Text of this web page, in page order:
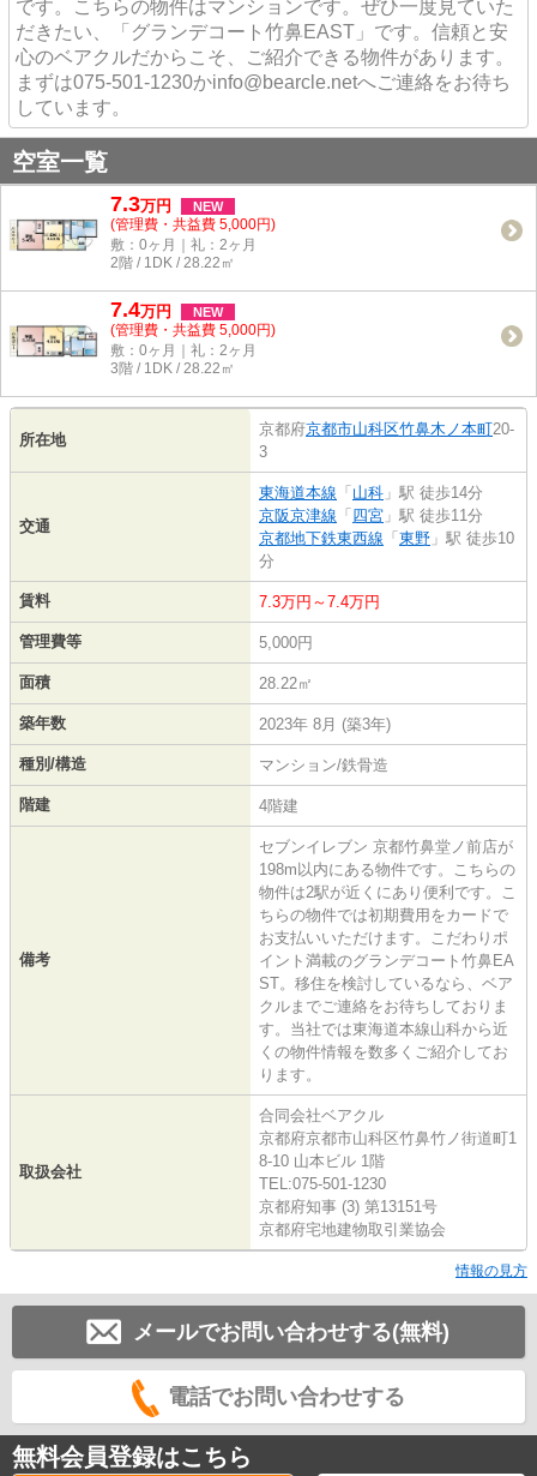
です。こちらの物件はマンションです。ぜひ一度見ていた
だきたい、「グランデコート竹鼻EAST」です。信頼と安
心のベアクルだからこそ、ご紹介できる物件があります。
まずは075-501-1230かinfo@bearcle.netへご連絡をお待ち
しています。
空室一覧
7.3万円 NEW
(管理費・共益費 5,000円)
敷：0ヶ月｜礼：2ヶ月
2階 / 1DK / 28.22㎡
7.4万円 NEW
(管理費・共益費 5,000円)
敷：0ヶ月｜礼：2ヶ月
3階 / 1DK / 28.22㎡
所在地
京都府京都市山科区竹鼻木ノ本町20-
3
交通
東海道本線 「 山科 」駅 徒歩14分
京阪京津線 「 四宮 」駅 徒歩11分
京都地下鉄東西線 「 東野 」駅 徒歩10
分
賃料 7.3万円～7.4万円
管理費等 5,000円
面積 28.22㎡
築年数 2023年 8月 (築3年)
種別/構造 マンション/鉄骨造
階建 4階建
備考
セブンイレブン 京都竹鼻堂ノ前店が
198m以内にある物件です。こちらの
物件は2駅が近くにあり便利です。こ
ちらの物件では初期費用をカードで
お支払いいただけます。こだわりポ
イント満載のグランデコート竹鼻EA
ST。移住を検討しているなら、ベア
クルまでご連絡をお待ちしておりま
す。当社では東海道本線山科から近
くの物件情報を数多くご紹介してお
ります。
取扱会社
合同会社ベアクル
京都府京都市山科区竹鼻竹ノ街道町1
8-10 山本ビル 1階
TEL:075-501-1230
京都府知事 (3) 第13151号
京都府宅地建物取引業協会
情報の見方
メールでお問い合わせする(無料)
電話でお問い合わせする
無料会員登録はこちら